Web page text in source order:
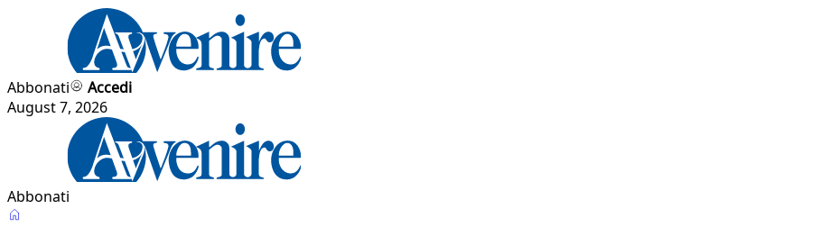
Abbonati
Accedi
August 7, 2026
Abbonati